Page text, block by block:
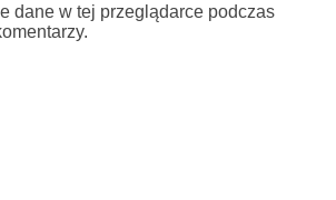
dane w tej przeglądarce podczas